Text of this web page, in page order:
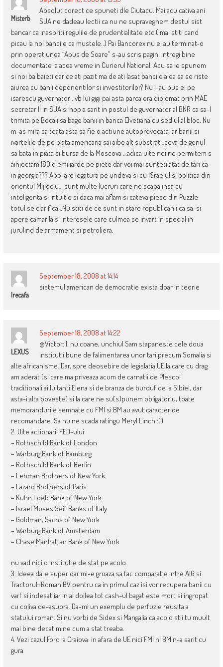
Misterb
Absolut corect ce spuneti dle Ciutacu. Mai acu cativa ani
SUA ne dadeau lectii ca nu ne supraveghem destul sist
bancar ca inaspriti regulile de prudentialitate etc ( mai stiti cand
picau la noi bancile ca mustele..) Pai Bancorex nu ei au terminat-o
prin operatiunea “Apus de Soare” s-au scris pagini intregi bine
documentate la acea vreme in Curierul National. Acu sa le spunem
si noi ba baieti dar ce ati pazit ma de ati lasat bancile alea sa se riste
aiurea cu banii deponentilor si investitorilor? Nu l-au pus ei pe
isarescu guvernator , vb lui gigi pai asta parca era diplomat prin MAE
secretar II in SUA si hop a sarit in postul de guvernator al BNR ca sa-l
trimita pe Becali sa bage banii in banca Elvetiana cu sediul al bloc. Nu
m-as mira ca toata asta sa fie o actiune autoprovocata iar banii si
ivartelile de pe piata americana sai aibe alt substrat…ceva de genul
sa bata in piata si bursa de la Moscova …adica uite noi ne permitem s
ainjectam 180 d emiliarde pe piete dar voi mai sunteti atat de tari ca
in georgia??? Apoi are legatura pe undeva si cu ISraelul si politica din
orientul Mijlociu… sunt multe lucruri care ne scapa insa cu
inteligenta si intuitie si daca mai aflam si cateva piese din Puzzle
totul se clarifica…Nu stiti de ce sunt in stare republicanii ca sa-si
apere camarila si interesele care culmea se invart in special in
jurulind de armament si petroliera.
Irecafa
September 18, 2008 at 14:14
sistemul american de democratie exista doar in teorie
LEXUS
September 18, 2008 at 14:22
@Victor: 1. nu coane, unchiul Sam stapaneste cele doua
institutii bune de falimentarea unor tari precum Somalia si
alte africanisme. Dar, spre deosebire de legislatia UE la care cu drag
am aderat (si care ma priveaza acum de carnatii de Plescoi
traditionali ai lu tanti Elena si de branza de burduf de la Sibiel, dar
asta-i alta poveste) si la care ne su(s)punem obligatoriu, toate
memorandurile semnate cu FMI si BM au avut caracter de
recomandare. Sa nu ne scada ratingu Meryl Linch :))
2. Uite actionarii FED-ului:
– Rothschild Bank of London
– Warburg Bank of Hamburg
– Rothschild Bank of Berlin
– Lehman Brothers of New York
– Lazard Brothers of Paris
– Kuhn Loeb Bank of New York
– Israel Moses Seif Banks of Italy
– Goldman, Sachs of New York
– Warburg Bank of Amsterdam
– Chase Manhattan Bank of New York
nu vad nici o institutie de stat pe acolo.
3. Ideea da’ e super dar mi-e groaza sa fac comparatie intre AIG si
Tractorul+Roman BV pentru ca in primul caz isi vor recupera banii cu
varf si indesat iar in al doilea tot cash-ul bagat este mort si ingropat
cu coliva de-asupra. Da-mi un exemplu de perfuzie reusita a
statului roman. Si nu vorbi de Sidex si Mangalia ca acolo stii tu muult
mai bine decat mine cum a stat treaba.
4. Vezi cazul Ford la Craiova: in afara de UE nici FMI ni BM n-a sarit cu
gura